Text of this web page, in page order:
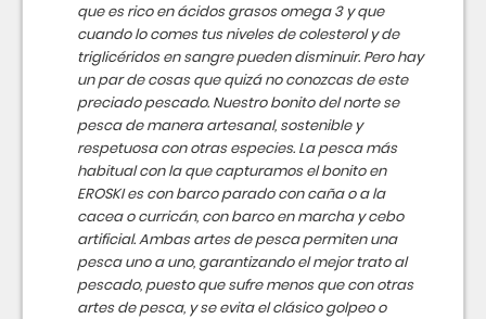
que es rico en ácidos grasos omega 3 y que
cuando lo comes tus niveles de colesterol y de
triglicéridos en sangre pueden disminuir. Pero hay
un par de cosas que quizá no conozcas de este
preciado pescado. Nuestro bonito del norte se
pesca de manera artesanal, sostenible y
respetuosa con otras especies. La pesca más
habitual con la que capturamos el bonito en
EROSKI es con barco parado con caña o a la
cacea o curricán, con barco en marcha y cebo
artificial. Ambas artes de pesca permiten una
pesca uno a uno, garantizando el mejor trato al
pescado, puesto que sufre menos que con otras
artes de pesca, y se evita el clásico golpeo o